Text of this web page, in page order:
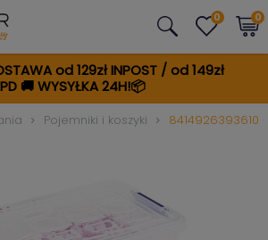
od 129zł INPOST / od 149zł
🚚WYSYŁKA 24H!📦
0 0
Pojemniki i koszyki 8414926393610